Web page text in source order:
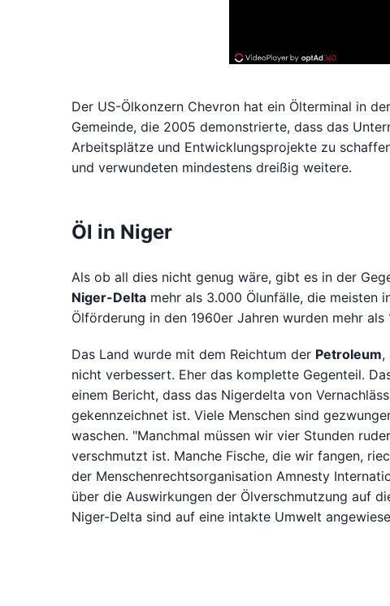
Der US-Ölkonzern Chevron hat ein Ölterminal in
Gemeinde, die 2005 demonstrierte, dass das
Arbeitsplätze und Entwicklungsprojekte zu
und verwundeten mindestens dreißig weitere.
Öl in Niger
Als ob all dies nicht genug wäre, gibt es in der
Niger-Delta mehr als 3.000 Ölunfälle, die meisten
Ölförderung in den 1960er Jahren wurden mehr
Das Land wurde mit dem Reichtum der Petroleum,
nicht verbessert. Eher das komplette Gegenteil.
einem Bericht, dass das Nigerdelta von
gekennzeichnet ist. Viele Menschen sind
waschen. "Manchmal müssen wir vier Stunden
verschmutzt ist. Manche Fische, die wir fangen,
der Menschenrechtsorganisation Amnesty
über die Auswirkungen der Ölverschmutzung auf
Niger-Delta sind auf eine intakte Umwelt